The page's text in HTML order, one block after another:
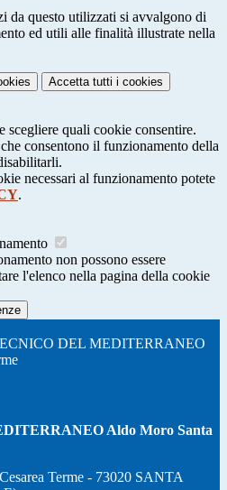
da questo utilizzati si avvalgono di
ed utili alle finalità illustrate nella
Accetta tutti i cookies
scegliere quali cookie consentire.
consentono il funzionamento della
necessari al funzionamento potete
.
non possono essere
l'elenco nella pagina della cookie
DEL MEDITERRANEO
Aldo Moro Santa
Terme - 73020 SANTA